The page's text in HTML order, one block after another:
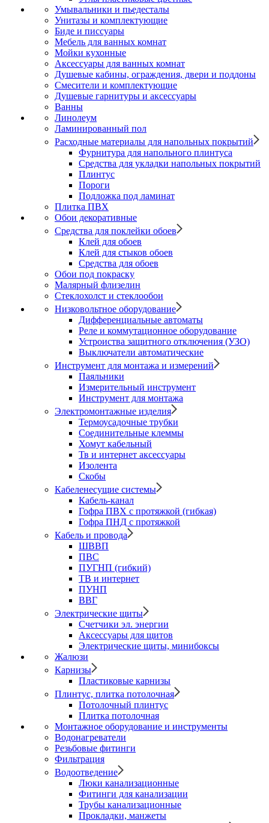
Умывальники и пьедесталы
Унитазы и комплектующие
Биде и писсуары
Мебель для ванных комнат
Мойки кухонные
Аксессуары для ванных комнат
Душевые кабины, ограждения, двери и поддоны
Смесители и комплектующие
Душевые гарнитуры и аксессуары
Ванны
Линолеум
Ламинированный пол
Расходные материалы для напольных покрытий
Фурнитура для напольного плинтуса
Средства для укладки напольных покрытий
Плинтус
Пороги
Подложка под ламинат
Плитка ПВХ
Обои декоративные
Средства для поклейки обоев
Клей для обоев
Клей для стыков обоев
Средства для обоев
Обои под покраску
Малярный флизелин
Стеклохолст и стеклообои
Низковольтное оборудование
Дифференциальные автоматы
Реле и коммутационное оборудование
Устроиства защитного отключения (УЗО)
Выключатели автоматические
Инструмент для монтажа и измерений
Паяльники
Измерительный инструмент
Инструмент для монтажа
Электромонтажные изделия
Термоусадочные трубки
Соединительные клеммы
Хомут кабельный
Тв и интернет аксессуары
Изолента
Скобы
Кабеленесущие системы
Кабель-канал
Гофра ПВХ с протяжкой (гибкая)
Гофра ПНД с протяжкой
Кабель и провода
ШВВП
ПВС
ПУГНП (гибкий)
ТВ и интернет
ПУНП
ВВГ
Электрические щиты
Счетчики эл. энергии
Аксессуары для щитов
Электрические щиты, минибоксы
Жалюзи
Карнизы
Пластиковые карнизы
Плинтус, плитка потолочная
Потолочный плинтус
Плитка потолочная
Монтажное оборудование и инструменты
Водонагреватели
Резьбовые фитинги
Фильтрация
Водоотведение
Люки канализационные
Фитинги для канализации
Трубы канализационные
Прокладки, манжеты